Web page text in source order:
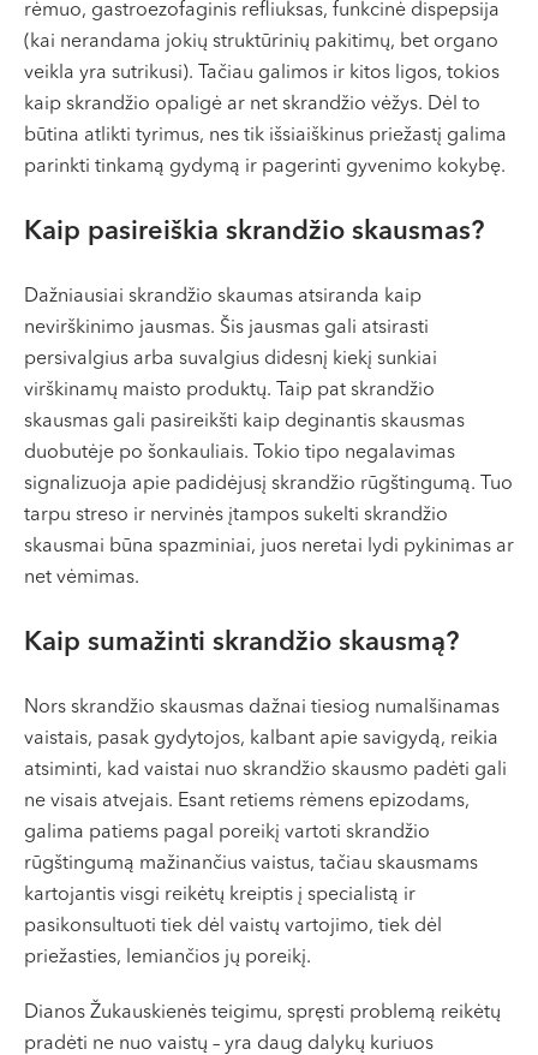
rėmuo, gastroezofaginis refliuksas, funkcinė dispepsija
(kai nerandama jokių struktūrinių pakitimų, bet organo
veikla yra sutrikusi). Tačiau galimos ir kitos ligos, tokios
kaip skrandžio opaligė ar net skrandžio vėžys. Dėl to
būtina atlikti tyrimus, nes tik išsiaiškinus priežastį galima
parinkti tinkamą gydymą ir pagerinti gyvenimo kokybę.
Kaip pasireiškia skrandžio skausmas?
Dažniausiai skrandžio skaumas atsiranda kaip
nevirškinimo jausmas. Šis jausmas gali atsirasti
persivalgius arba suvalgius didesnį kiekį sunkiai
virškinamų maisto produktų. Taip pat skrandžio
skausmas gali pasireikšti kaip deginantis skausmas
duobutėje po šonkauliais. Tokio tipo negalavimas
signalizuoja apie padidėjusį skrandžio rūgštingumą. Tuo
tarpu streso ir nervinės įtampos sukelti skrandžio
skausmai būna spazminiai, juos neretai lydi pykinimas ar
net vėmimas.
Kaip sumažinti skrandžio skausmą?
Nors skrandžio skausmas dažnai tiesiog numalšinamas
vaistais, pasak gydytojos, kalbant apie savigydą, reikia
atsiminti, kad vaistai nuo skrandžio skausmo padėti gali
ne visais atvejais. Esant retiems rėmens epizodams,
galima patiems pagal poreikį vartoti skrandžio
rūgštingumą mažinančius vaistus, tačiau skausmams
kartojantis visgi reikėtų kreiptis į specialistą ir
pasikonsultuoti tiek dėl vaistų vartojimo, tiek dėl
priežasties, lemiančios jų poreikį.
Dianos Žukauskienės teigimu, spręsti problemą reikėtų
pradėti ne nuo vaistų – yra daug dalykų kuriuos